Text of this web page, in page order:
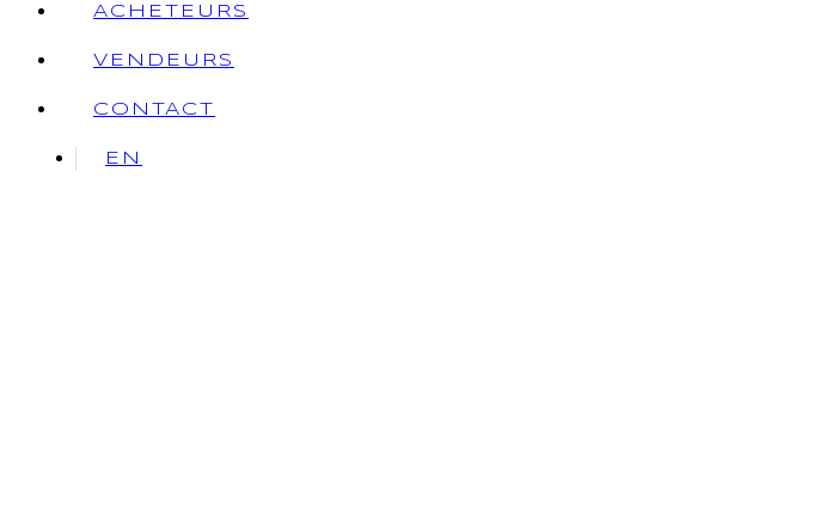
ACHETEURS
VENDEURS
CONTACT
EN